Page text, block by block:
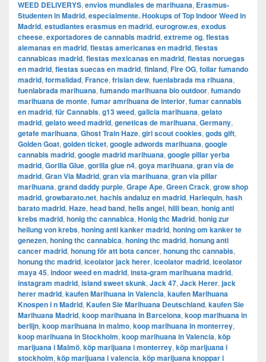
WEED DELIVERYS, envios mundiales de marihuana, Erasmus-
Studenten in Madrid, especialmente. Hookups of Top Indoor Weed in
Madrid, estudiantes erasmus en madrid, eurogrow.es, exodus
cheese, exportadores de cannabis madrid, extreme og, fiestas
alemanas en madrid, fiestas americanas en madrid, fiestas
cannabicas madrid, fiestas mexicanas en madrid, fiestas noruegas
en madrid, fiestas suecas en madrid, finland, Fire OG, follar fumando
madrid, formalidad, France, frisian dew, fuenlabrada ma rihuana,
fuenlabrada marihuana, fumando marihuana bio outdoor, fumando
marihuana de monte, fumar amrihuana de interior, fumar cannabis
en madrid, für Cannabis, g13 weed, galicia marihuana, gelato
madrid, gelato weed madrid, geneticas de marihuana, Germany,
getafe marihuana, Ghost Train Haze, girl scout cookies, gods gift,
Golden Goat, golden ticket, google adwords marihuana, google
cannabis madrid, google madrid marihuana, google pillar yerba
madrid, Gorilla Glue, gorilla glue n4, goya marihuana, gran via de
madrid, ​​Gran Via Madrid, gran via marihuana, gran via pillar
marihuana, grand daddy purple, Grape Ape, Green Crack, grow shop
madrid, growbarato.net, hachis andaluz en madrid, Harlequin, hash
barato madrid, Haze, head band, hells angel, hilli bean, honig anti
krebs madrid, honig thc cannabica, Honig thc Madrid, honig zur
heilung von krebs, honing anti kanker madrid, honing om kanker te
genezen, honing thc cannabica, honing thc madrid, honung anti
cancer madrid, honung för att bota cancer, honung thc cannabis,
honung thc madrid, iceolator jack herer, iceolator madrid, iceolator
maya 45, indoor weed en madrid, insta-gram marihuana madrid,
instagram madrid, island sweet skunk, Jack 47, Jack Herer, jack
herer madrid, kaufen Marihuana in Valencia, kaufen Marihuana
Knospen i n Madrid, Kaufen Sie Marihuana Deutschland, kaufen Sie
Marihuana Madrid, koop marihuana in Barcelona, koop marihuana in
berlijn, koop marihuana in malmo, koop marihuana in monterrey,
koop marihuana in Stockholm, ​​koop marihuana in Valencia, köp
marijuana i Malmö, köp marijuana i monterrey, köp marijuana i
stockholm, ​​köp marijuana i valencia, köp marijuana knoppar i